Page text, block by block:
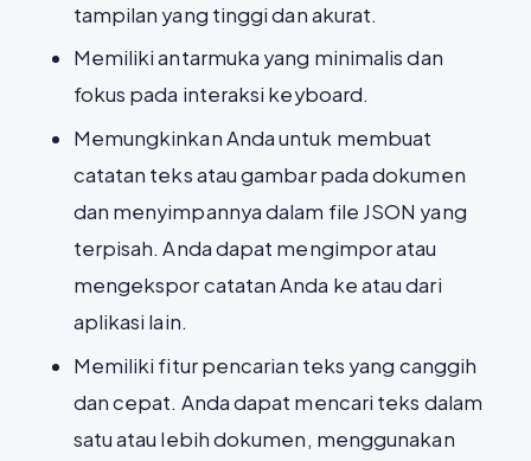
tampilan yang tinggi dan akurat.
Memiliki antarmuka yang minimalis dan
fokus pada interaksi keyboard.
Memungkinkan Anda untuk membuat
catatan teks atau gambar pada dokumen
dan menyimpannya dalam file JSON yang
terpisah. Anda dapat mengimpor atau
mengekspor catatan Anda ke atau dari
aplikasi lain.
Memiliki fitur pencarian teks yang canggih
dan cepat. Anda dapat mencari teks dalam
satu atau lebih dokumen, menggunakan